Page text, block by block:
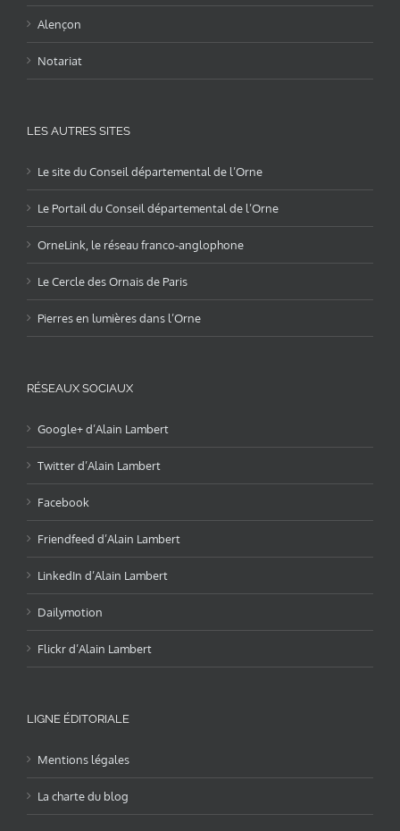
Alençon
Notariat
LES AUTRES SITES
Le site du Conseil départemental de l’Orne
Le Portail du Conseil départemental de l’Orne
OrneLink, le réseau franco-anglophone
Le Cercle des Ornais de Paris
Pierres en lumières dans l’Orne
RÉSEAUX SOCIAUX
Google+ d’Alain Lambert
Twitter d’Alain Lambert
Facebook
Friendfeed d’Alain Lambert
LinkedIn d’Alain Lambert
Dailymotion
Flickr d’Alain Lambert
LIGNE ÉDITORIALE
Mentions légales
La charte du blog